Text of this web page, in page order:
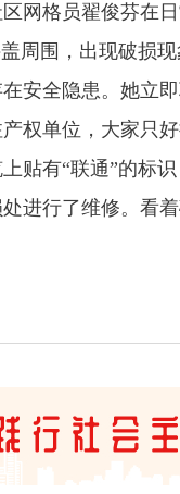
格员翟俊芬在日
周围，出现破损
安全隐患。她立
权单位，大家只
贴有“联通”的标
进行了维修。看